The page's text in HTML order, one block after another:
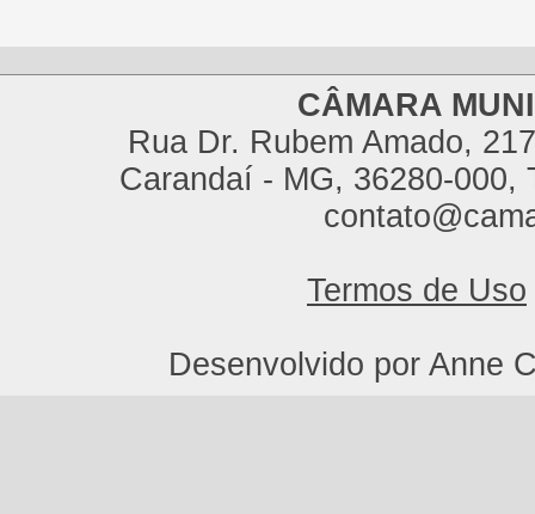
CÂMARA
Rua Dr. Rubem Amado,
Carandaí - MG, 36280-000,
Termos de Uso
Desenvolvido por Anne